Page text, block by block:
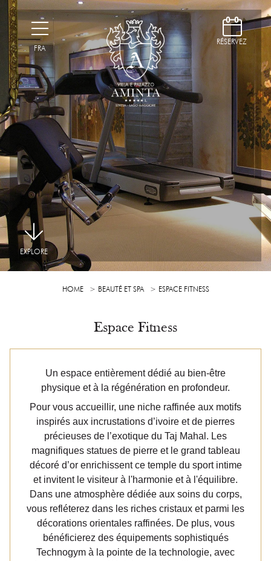
H
FRA
D
RÉSERVEZ
|
EXPLORE
HOME BEAUTÉ ET SPA ESPACE FITNESS
Espace Fitness
Un espace entièrement dédié au bien-être
physique et à la régénération en profondeur.
Pour vous accueillir, une niche raffinée aux motifs
inspirés aux incrustations d’ivoire et de pierres
précieuses de l’exotique du Taj Mahal. Les
magnifiques statues de pierre et le grand tableau
décoré d’or enrichissent ce temple du sport intime
et invitent le visiteur à l'harmonie et à l'équilibre.
Dans une atmosphère dédiée aux soins du corps,
vous refléterez dans les riches cristaux et parmi les
décorations orientales raffinées. De plus, vous
bénéficierez des équipements sophistiqués
Technogym à la pointe de la technologie, avec